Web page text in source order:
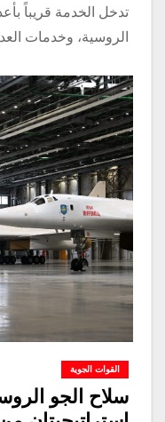
تدخل الخدمة قريباً
الروسية، وخدمات
القوات الجوية
سلاح الجو